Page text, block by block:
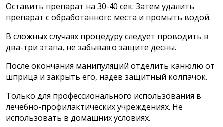
Оставить препарат на 30-40 сек. Затем удалить
препарат с обработанного места и промыть водой.
В сложных случаях процедуру следует проводить в
два-три этапа, не забывая о защите десны.
После окончания манипуляций отделить канюлю от
шприца и закрыть его, надев защитный колпачок.
Только для профессионального использования в
лечебно-профилактических учреждениях. Не
использовать в домашних условиях.